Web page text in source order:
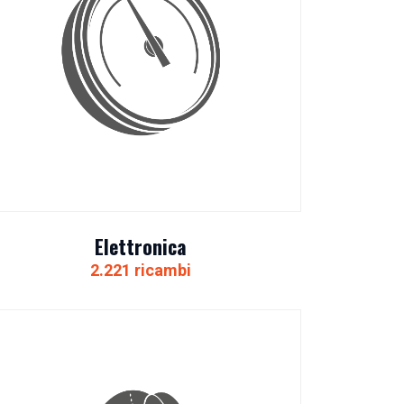
Elettronica
2.221 ricambi